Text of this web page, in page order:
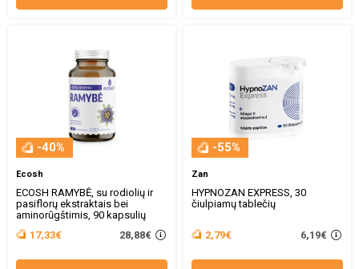
-40%
Ecosh
ECOSH RAMYBĖ, su rodiolių ir
pasiflorų ekstraktais bei
aminorūgštimis, 90 kapsulių
17,33€
28,88€
-55%
Zan
HYPNOZAN EXPRESS, 30
čiulpiamų tablečių
2,79€ 6,19€